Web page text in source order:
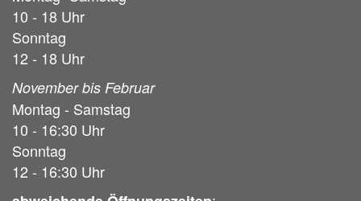
10 - 18 Uhr
Sonntag
12 - 18 Uhr
November bis Februar
Montag - Samstag
10 - 16:30 Uhr
Sonntag
12 - 16:30 Uhr